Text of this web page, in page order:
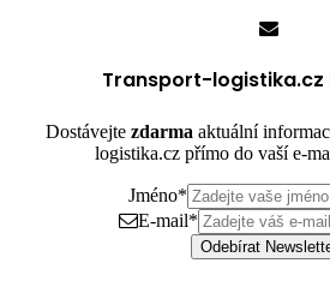
Transport-logistika.cz
Dostávejte zdarma aktuální
logistika.cz přímo do vaší e-
Jméno*
E-mail*
Odebírat